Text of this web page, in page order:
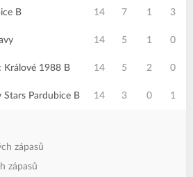
B 14 7 1 3
14 5 1 0
Králové 1988 B 14 5 2 0
Stars Pardubice B 14 3 0 1
zápasů
zápasů